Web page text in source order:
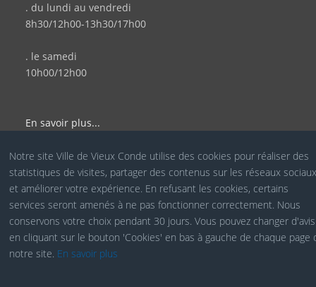
. du lundi au vendredi
8h30/12h00-13h30/17h00
. le samedi
10h00/12h00
En savoir plus...
© Site Officiel de la Ville de Vieux Condé - Réalisé par le
Service COM
Notre site Ville de Vieux Conde utilise des cookies pour réaliser des
statistiques de visites, partager des contenus sur les réseaux
et améliorer votre expérience. En refusant les cookies, certains
services seront amenés à ne pas fonctionner correctement. Nous
conservons votre choix pendant 30 jours. Vous pouvez changer d'avis
en cliquant sur le bouton 'Cookies' en bas à gauche de chaque page
notre site. En savoir plus